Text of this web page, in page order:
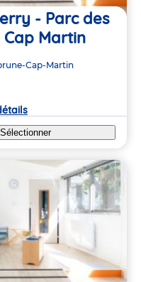
- Parc des
Martin
Cap-Martin
Sélectionner